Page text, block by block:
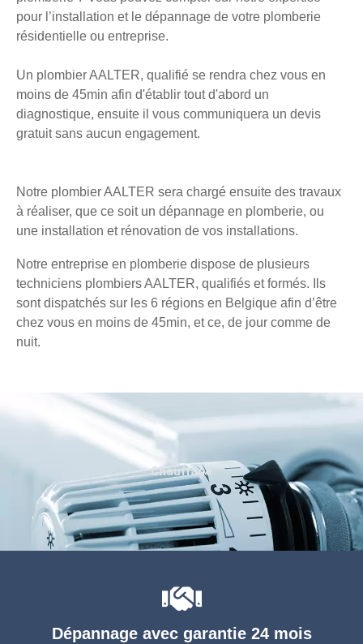
pour l’installation et le dépannage de votre plomberie
résidentielle ou entreprise.
Un plombier AALTER, qualifié se rendra chez vous en
moins de 45min afin d'établir tout d'abord un
diagnostique, ensuite il vous communiquera un devis
gratuit sans aucun engagement.
Notre plombier AALTER sera chargé ensuite des travaux
à réaliser, que ce soit un dépannage en plomberie, ou
une installation et rénovation de vos installations.
Notre entreprise en plomberie dispose de plusieurs
techniciens plombiers AALTER, qualifiés et formés. Ils
sont dispatchés sur les 6 régions en Belgique afin d’être
chez vous en moins de 45min, et ce, de jour comme de
nuit.
Dépannage avec garantie 24 mois
Chauffage